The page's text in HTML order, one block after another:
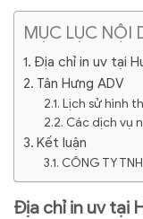
MỤC LỤC NỘI
Địa chỉ in uv tại
Tân Hưng ADV
Lịch sử hình
Các dịch vụ
Kết luận
CÔNG TY
Địa chỉ in uv tại